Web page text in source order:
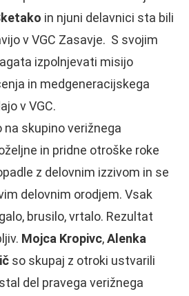
in njuni delavnici sta bili
v VGC Zasavje. S svojim
izpolnjevati misijo
in medgeneracijskega
v VGC.
skupino verižnega
in pridne otroške roke
z delovnim izzivom in se
delovnim orodjem. Vsak
brusilo, vrtalo. Rezultat
Mojca Kropivc,Alenka
so skupaj z otroki ustvarili
del pravega verižnega